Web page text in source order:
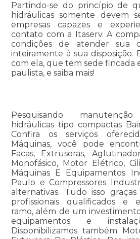
Partindo-se do princípio de
hidráulicas somente devem
empresas capazes e
contato com a Itaserv. A
condições de atender sua
inteiramente à sua
com ela, que tem sede fincada
paulista, e saiba mais!
Pesquisando
hidráulicas tipo compactas
Confira os serviços
Máquinas, você pode
Facas, Extrusoras,
Monofásico, Motor Elétrico,
Máquinas E Equipamentos
Paulo e Compressores
alternativas. Tudo isso
profissionais qualificados e
ramo, além de um
equipamentos e
Disponibilizamos também